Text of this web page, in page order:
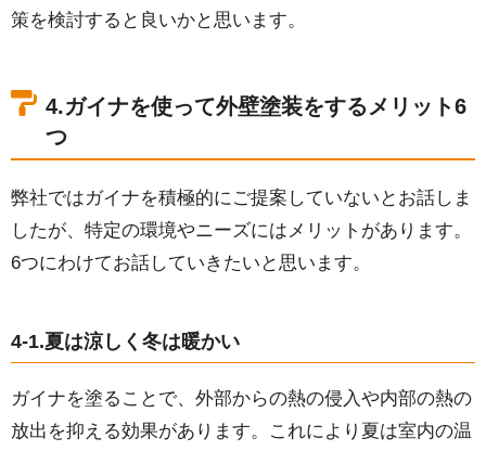
策を検討すると良いかと思います。
4.ガイナを使って外壁塗装をするメリット6
つ
弊社ではガイナを積極的にご提案していないとお話しま
したが、特定の環境やニーズにはメリットがあります。
6つにわけてお話していきたいと思います。
4-1.夏は涼しく冬は暖かい
ガイナを塗ることで、外部からの熱の侵入や内部の熱の
放出を抑える効果があります。これにより夏は室内の温